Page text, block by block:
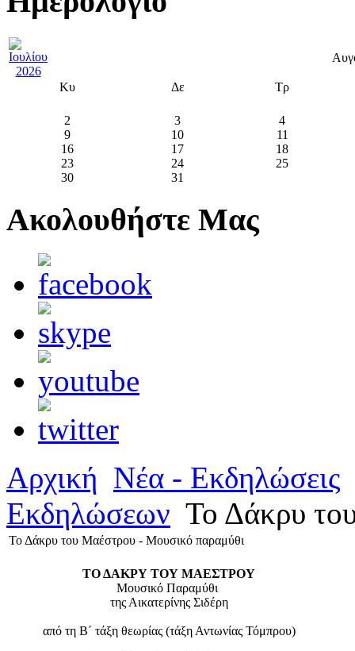
Κυ Δε Τρ
2 3
4
9
10
11
16
17
18
23
24
25
30
31
Ακολουθήστε Μας
Αρχική Νέα - Εκδηλώσεις
Εκδηλώσεων Το Δάκρυ
Το Δάκρυ του Μαέστρου - Μουσικό παραμύθι
ΤΟ ΔΑΚΡΥ ΤΟΥ ΜΑΕΣΤΡΟΥ
Μουσικό Παραμύθι
της Αικατερίνης Σιδέρη
από τη Β΄ τάξη θεωρίας (τάξη Αντωνίας Τόμπρου)